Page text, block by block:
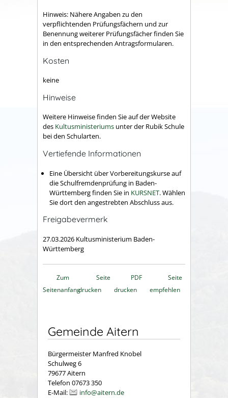
Hinweis: Nähere Angaben zu den
verpflichtenden Prüfungsfächern und zur
Benennung weiterer Prüfungsfächer finden Sie
in den entsprechenden Antragsformularen.
Kosten
keine
Hinweise
Weitere Hinweise finden Sie auf der Website
des Kultusministeriums unter der Rubik Schule
bei den Schularten.
Vertiefende Informationen
Eine Übersicht über Vorbereitungskurse auf
die Schulfremdenprüfung in Baden-
Württemberg finden Sie in KURSNET. Wählen
Sie dort den angestrebten Abschluss aus.
Freigabevermerk
27.03.2026 Kultusministerium Baden-
Württemberg
Zum
Seitenanfang
Seite
drucken
PDF
drucken
Seite
empfehlen
Gemeinde Aitern
Bürgermeister Manfred Knobel
Schulweg 6
79677 Aitern
Telefon 07673 350
E-Mail:
info@aitern.de